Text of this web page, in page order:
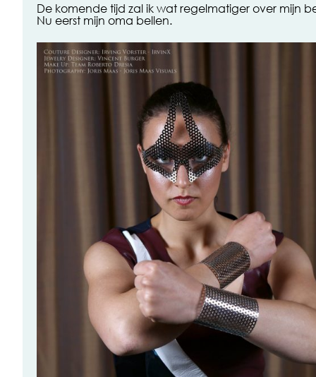
De komende tijd zal ik wat regelmatiger over mijn
Nu eerst mijn oma bellen.